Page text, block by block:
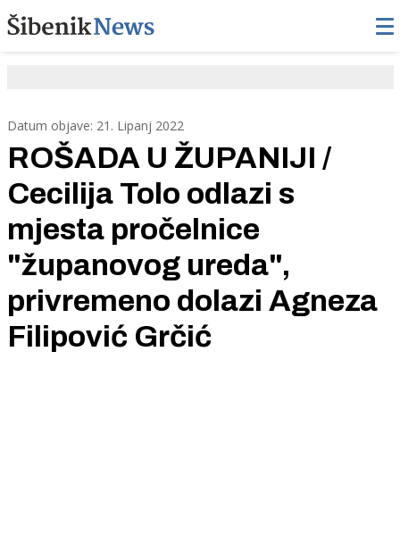
Datum objave: 21. Lipanj 2022
ROŠADA U ŽUPANIJI /
Cecilija Tolo odlazi s
mjesta pročelnice
"županovog ureda",
privremeno dolazi Agneza
Filipović Grčić